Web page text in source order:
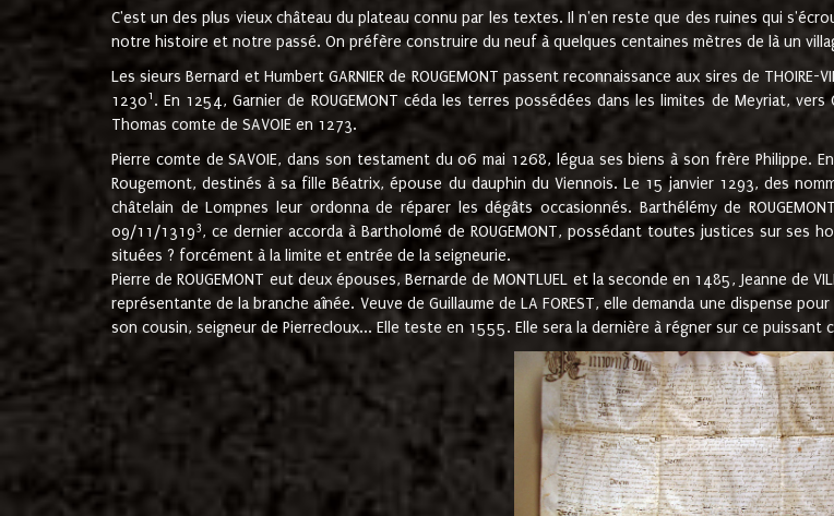
C'est un des plus vieux château du plateau connu par les textes. Il n'en reste que des ruines qui
notre histoire et notre passé. On préfère construire du neuf à quelques centaines mètres de là un
Les sieurs Bernard et Humbert GARNIER de ROUGEMONT passent reconnaissance aux sires de
12301 . En 1254, Garnier de ROUGEMONT céda les terres possédées dans les limites de Meyriat,
Thomas comte de SAVOIE en 1273.
Pierre comte de SAVOIE, dans son testament du 06 mai 1268, légua ses biens à son frère Philippe.
Rougemont, destinés à sa fille Béatrix, épouse du dauphin du Viennois. Le 15 janvier 1293, des
châtelain de Lompnes leur ordonna de réparer les dégâts occasionnés. Barthélémy de
09/11/13193, ce dernier accorda à Bartholomé de ROUGEMONT, possédant toutes justices sur
situées ? forcément à la limite et entrée de la seigneurie.
Pierre de ROUGEMONT eut deux épouses, Bernarde de MONTLUEL et la seconde en 1485, Jeanne
représentante de la branche aînée. Veuve de Guillaume de LA FOREST, elle demanda une dispense
son cousin, seigneur de Pierrecloux... Elle teste en 1555. Elle sera la dernière à régner sur ce puissant